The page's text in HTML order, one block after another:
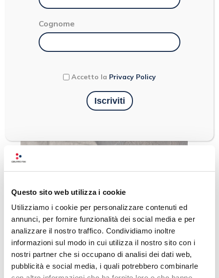
Questo sito web utilizza i cookie
Utilizziamo i cookie per personalizzare contenuti ed
annunci, per fornire funzionalità dei social media e per
analizzare il nostro traffico. Condividiamo inoltre
informazioni sul modo in cui utilizza il nostro sito con i
nostri partner che si occupano di analisi dei dati web,
pubblicità e social media, i quali potrebbero combinarle
PEPERONI GIALLI
Ultimi articoli
LEGUMI: IDEE ORIGINALI,
NUTRIENTI E FACILI DA
PREPARARE
Cognome
Accetto la Privacy Policy